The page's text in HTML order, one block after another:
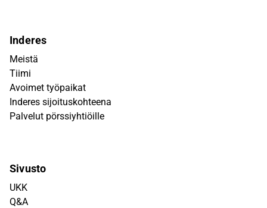
Inderes
Meistä
Tiimi
Avoimet työpaikat
Inderes sijoituskohteena
Palvelut pörssiyhtiöille
Sivusto
UKK
Q&A